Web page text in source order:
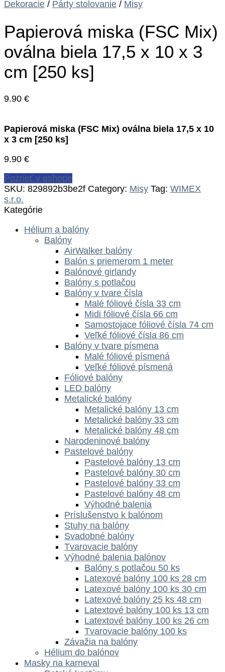
Dekoracie / Párty stolovanie / Misy
Papierová miska (FSC Mix)
oválna biela 17,5 x 10 x 3
cm [250 ks]
9.90 €
Papierová miska (FSC Mix) oválna biela 17,5 x 10
x 3 cm [250 ks]
9.90 €
Pozrieť v eshope
SKU: 829892b3be2f Category: Misy Tag: WIMEX
s.r.o.
Kategórie
Hélium a balóny
Balóny
AirWalker balóny
Balón s priemerom 1 meter
Balónové girlandy
Balóny s potlačou
Balóny v tvare čísla
Malé fóliové čísla 33 cm
Midi fóliové čísla 66 cm
Samostojace fóliové čísla 74 cm
Veľké fóliové čísla 86 cm
Balóny v tvare písmena
Malé fóliové písmená
Veľké fóliové písmená
Fóliové balóny
LED balóny
Metalické balóny
Metalické balóny 13 cm
Metalické balóny 33 cm
Metalické balóny 48 cm
Narodeninové balóny
Pastelové balóny
Pastelové balóny 13 cm
Pastelové balóny 30 cm
Pastelové balóny 33 cm
Pastelové balóny 48 cm
Výhodné balenia
Príslušenstvo k balónom
Stuhy na balóny
Svadobné balóny
Tvarovacie balóny
Výhodné balenia balónov
Balóny s potlačou 50 ks
Latexové balóny 100 ks 28 cm
Latexové balóny 100 ks 30 cm
Latexové balóny 25 ks 48 cm
Latextové balóny 100 ks 13 cm
Latextové balóny 100 ks 26 cm
Tvarovacie balóny 100 ks
Závažia na balóny
Hélium do balónov
Masky na karneval